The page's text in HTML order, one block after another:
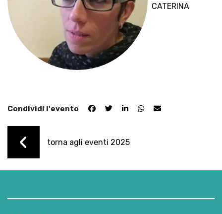
CATERINA
Condividi l'evento
torna agli eventi 2025